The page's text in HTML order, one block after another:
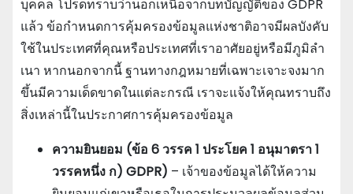
บุคคล โปรดทราบว่านอกเหนือจากบทบัญญัติของ GDPR
แล้ว ข้อกําหนดการคุ้มครองข้อมูลแห่งชาติอาจมีผลบังคับ
ใช้ในประเทศที่คุณหรือประเทศที่เราอาศัยอยู่หรือมีภูมิลํา
เนา หากนอกจากนี้ ฐานทางกฎหมายที่เฉพาะเจาะจงมาก
ขึ้นมีความเด็ดขาดในแต่ละกรณี เราจะแจ้งให้คุณทราบถึง
สิ่งเหล่านี้ในประกาศการคุ้มครองข้อมูล
ความยินยอม (ข้อ 6 วรรค 1 ประโยค 1 อนุมาตรา 1
วรรคหนึ่ง ก) GDPR) – เจ้าของข้อมูลได้ให้ความ